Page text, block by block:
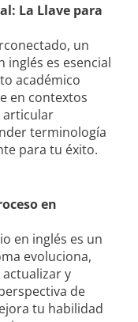
La Llave para
un
inglés es esencial
académico
en contextos
articular
terminología
para tu éxito.
en
en inglés es un
evoluciona,
y
de
tu habilidad